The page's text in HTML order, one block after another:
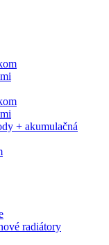
+ akumulačná
radiátory